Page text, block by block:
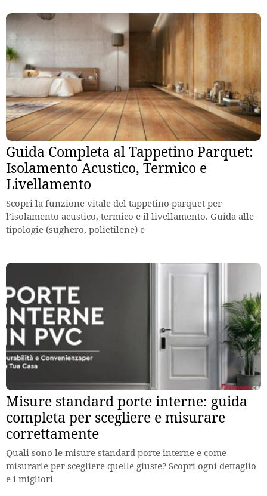
Guida Completa al Tappetino Parquet:
Isolamento Acustico, Termico e
Livellamento
Scopri la funzione vitale del tappetino parquet per
l’isolamento acustico, termico e il livellamento. Guida alle
tipologie (sughero, polietilene) e
Misure standard porte interne: guida
completa per scegliere e misurare
correttamente
Quali sono le misure standard porte interne e come
misurarle per scegliere quelle giuste? Scopri ogni dettaglio
e i migliori